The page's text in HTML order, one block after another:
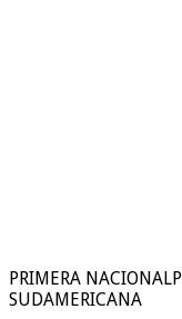
PRIMERA
SUDAMERICANA